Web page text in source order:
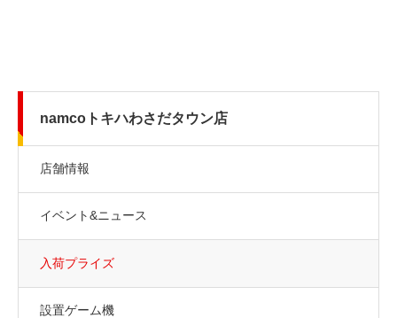
namcoトキハわさだタウン店
店舗情報
イベント&ニュース
入荷プライズ
設置ゲーム機